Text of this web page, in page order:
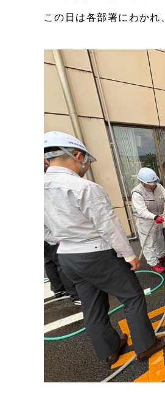
この日は各部署にわかれ